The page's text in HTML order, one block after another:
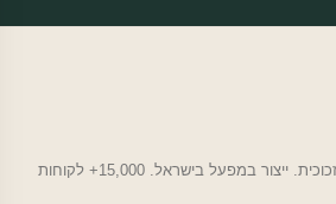
טפטים, מדבקות קיר וציפויי זכוכית. ייצור במפעל בישראל. 15,000+ לקוחות